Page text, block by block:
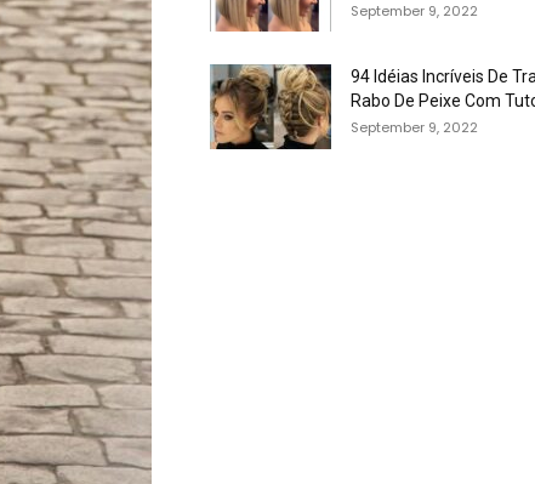
September 9, 2022
94 Idéias Incríveis De
Rabo De Peixe Com
September 9, 2022